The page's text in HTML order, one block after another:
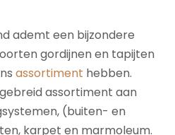
ademt een bijzondere
gordijnen en tapijten
assortiment hebben.
assortiment aan
(buiten- en
karpet en marmoleum.